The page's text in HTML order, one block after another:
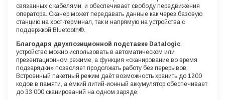
связанных с кабелями, и обеспечивает свободу передвижения
оператора. Сканер может передавать данные как через базовую
станцию на хост-терминал, так и напрямую на устройства с
поддержкой Bluetooth®.
Благодаря двухпозиционной подставке Datalogic,
устройство можно использовать в автоматическом или
презентационном режиме, а функция «сканирование во время
подзарядки» позволяет продолжать работу без перерывов.
Встроенный пакетный режим даёт возможность хранить до 1200
кодов в памяти, а ёмкий литий-ионный аккумулятор обеспечивает
до 33 000 сканирований на одном заряде.